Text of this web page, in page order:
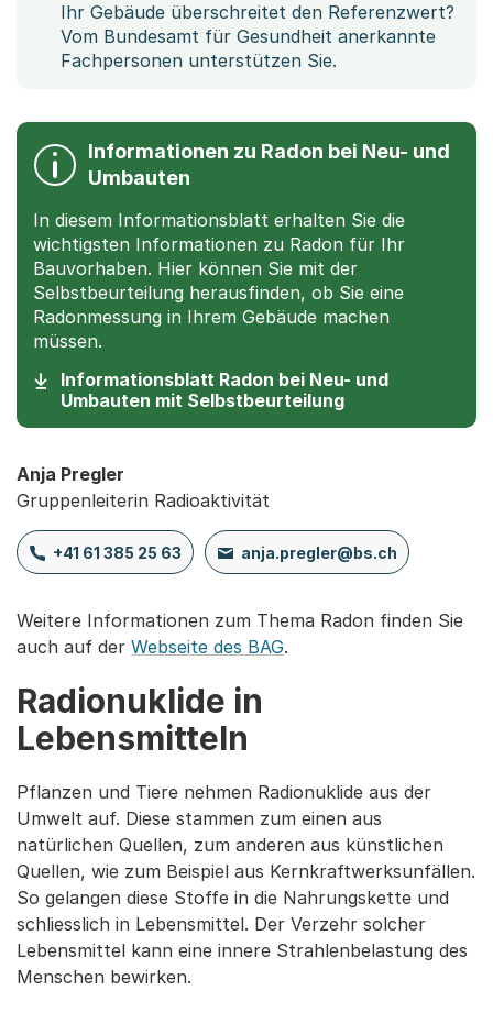
Ihr Gebäude überschreitet den Referenzwert?
Vom Bundesamt für Gesundheit anerkannte
Fachpersonen unterstützen Sie.
Informationen zu Radon bei Neu- und
Umbauten
In diesem Informationsblatt erhalten Sie die
wichtigsten Informationen zu Radon für Ihr
Bauvorhaben. Hier können Sie mit der
Selbstbeurteilung herausfinden, ob Sie eine
Radonmessung in Ihrem Gebäude machen
müssen.
Informationsblatt Radon bei Neu- und
Umbauten mit Selbstbeurteilung(Startet einen
Anja Pregler
Gruppenleiterin Radioaktivität
+41 61 385 25 63 anja.pregler@bs.ch
Weitere Informationen zum Thema Radon finden Sie
auch auf der Webseite des BAG.
Radionuklide in
Lebensmitteln
Pflanzen und Tiere nehmen Radionuklide aus der
Umwelt auf. Diese stammen zum einen aus
natürlichen Quellen, zum anderen aus künstlichen
Quellen, wie zum Beispiel aus Kernkraftwerksunfällen.
So gelangen diese Stoffe in die Nahrungskette und
schliesslich in Lebensmittel. Der Verzehr solcher
Lebensmittel kann eine innere Strahlenbelastung des
Menschen bewirken.